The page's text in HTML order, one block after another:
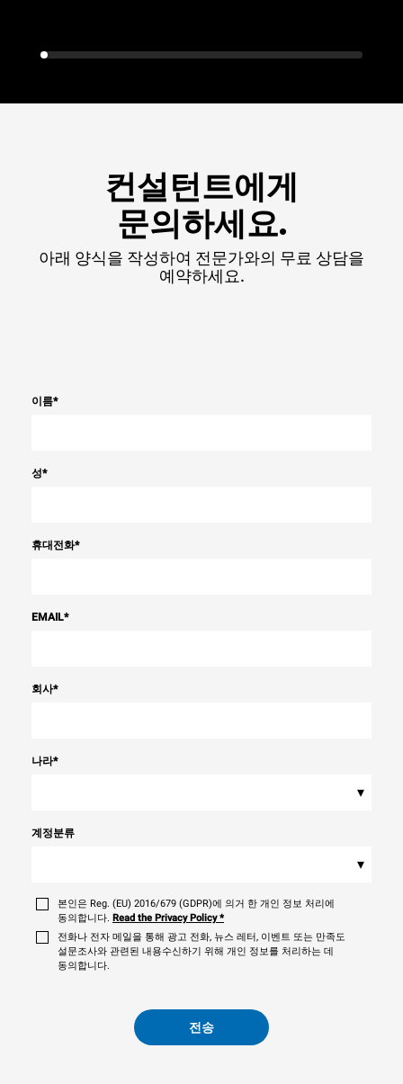
컨설턴트에게
문의하세요.
아래 양식을 작성하여 전문가와의 무료 상담을
예약하세요.
이름*
성*
휴대전화*
EMAIL*
회사*
나라*
▾
계정분류
▾
본인은 Reg. (EU) 2016/679 (GDPR)에 의거 한 개인 정보 처리에
동의합니다. Read the Privacy Policy*
전화나 전자 메일을 통해 광고 전화, 뉴스 레터, 이벤트 또는 만족도
설문조사와 관련된 내용수신하기 위해 개인 정보를 처리하는 데
동의합니다.
전송